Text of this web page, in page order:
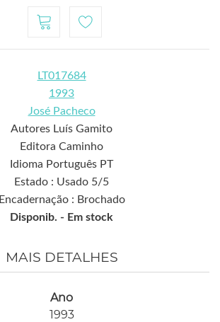
LT017684
1993
José Pacheco
Autores Luís Gamito
Editora Caminho
Idioma Português PT
Estado : Usado 5/5
Encadernação : Brochado
Disponib. - Em stock
MAIS DETALHES
Ano
1993